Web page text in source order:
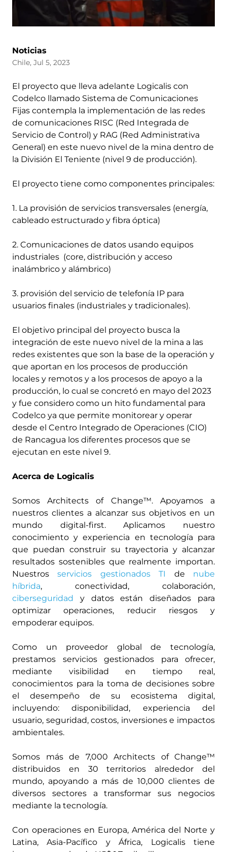
Noticias
Chile, Jul 5, 2023
El proyecto que lleva adelante Logicalis con
Codelco llamado Sistema de Comunicaciones
Fijas contempla la implementación de las redes
de comunicaciones RISC (Red Integrada de
Servicio de Control) y RAG (Red Administrativa
General) en este nuevo nivel de la mina dentro de
la División El Teniente (nivel 9 de producción).
El proyecto tiene como componentes principales:
1. La provisión de servicios transversales (energía,
cableado estructurado y fibra óptica)
2. Comunicaciones de datos usando equipos
industriales (core, distribución y acceso
inalámbrico y alámbrico)
3. provisión del servicio de telefonía IP para
usuarios finales (industriales y tradicionales).
El objetivo principal del proyecto busca la
integración de este nuevo nivel de la mina a las
redes existentes que son la base de la operación y
que aportan en los procesos de producción
locales y remotos y a los procesos de apoyo a la
producción, lo cual se concretó en mayo del 2023
y fue considero como un hito fundamental para
Codelco ya que permite monitorear y operar
desde el Centro Integrado de Operaciones (CIO)
de Rancagua los diferentes procesos que se
ejecutan en este nivel 9.
Acerca de Logicalis
Somos Architects of Change™. Apoyamos a
nuestros clientes a alcanzar sus objetivos en un
mundo digital-first. Aplicamos nuestro
conocimiento y experiencia en tecnología para
que puedan construir su trayectoria y alcanzar
resultados sostenibles que realmente importan.
Nuestrosservicios gestionados TI de nube
híbrida, conectividad, colaboración,
ciberseguridad y datos están diseñados para
optimizar operaciones, reducir riesgos y
empoderar equipos.
Como un proveedor global de tecnología,
prestamos servicios gestionados para ofrecer,
mediante visibilidad en tiempo real,
conocimientos para la toma de decisiones sobre
el desempeño de su ecosistema digital,
incluyendo: disponibilidad, experiencia del
usuario, seguridad, costos, inversiones e impactos
ambientales.
Somos más de 7,000 Architects of Change™
distribuidos en 30 territorios alrededor del
mundo, apoyando a más de 10,000 clientes de
diversos sectores a transformar sus negocios
mediante la tecnología.
Con operaciones en Europa, América del Norte y
Latina, Asia-Pacífico y África, Logicalis tiene